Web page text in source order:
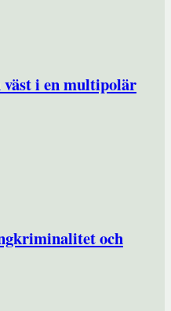
väst i en multipolär
och